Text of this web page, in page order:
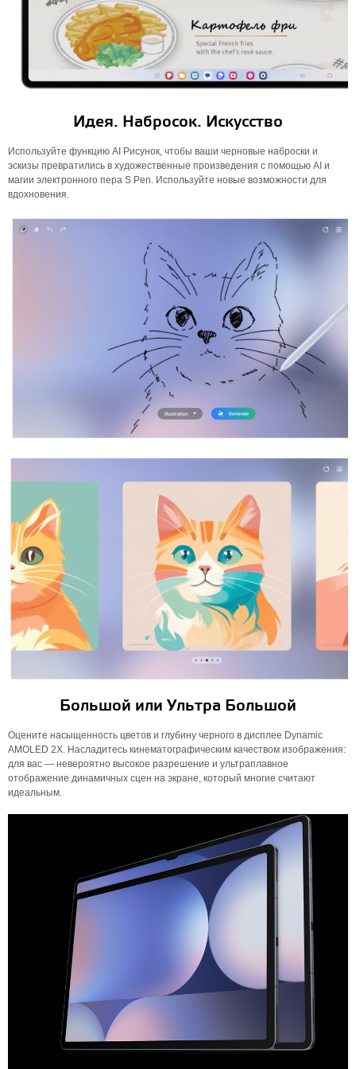
Идея. Набросок. Искусство
Используйте функцию AI Рисунок, чтобы ваши черновые наброски и
эскизы превратились в художественные произведения с помощью AI и
магии электронного пера S Pen. Используйте новые возможности для
вдохновения.
Большой или Ультра Большой
Оцените насыщенность цветов и глубину черного в дисплее Dynamic
AMOLED 2X. Насладитесь кинематографическим качеством изображения:
для вас — невероятно высокое разрешение и ультраплавное
отображение динамичных сцен на экране, который многие считают
идеальным.